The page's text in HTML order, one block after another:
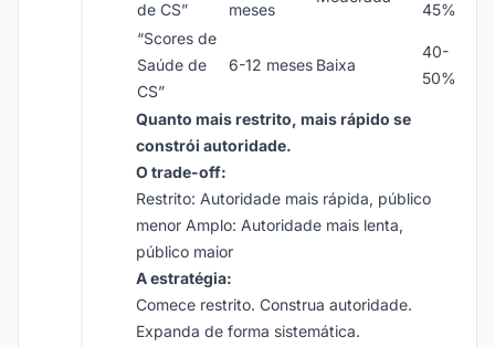
de CS” meses
45%
“Scores de
Saúde de
CS”
6-12 meses Baixa
40-
50%
Quanto mais restrito, mais rápido se
constrói autoridade.
O trade-off:
Restrito: Autoridade mais rápida, público
menor Amplo: Autoridade mais lenta,
público maior
A estratégia:
Comece restrito. Construa autoridade.
Expanda de forma sistemática.